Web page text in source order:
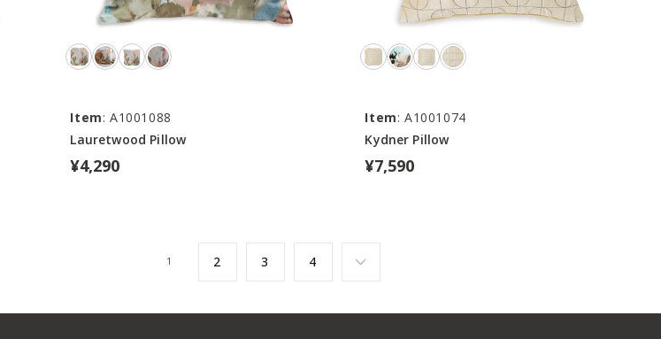
Item: A1001088
Lauretwood Pillow
¥4,290
Item: A1001074
Kydner Pillow
¥7,590
1 2 3 4